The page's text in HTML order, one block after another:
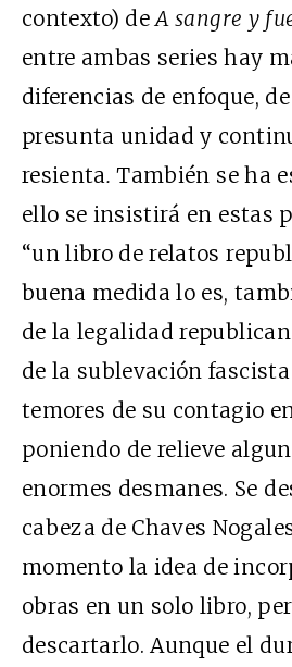
contexto) deA sangre y
entre ambas series hay
diferencias de enfoque,
presunta unidad y
resienta.También se ha
ello se insistirá en estas
“un libro de relatos
buena medida lo es,
de la legalidad
de la sublevación
temores de su contagio
poniendo de relieve
enormes desmanes. Se
cabeza de Chaves
momento la idea de
obras en un solo libro,
descartarlo. Aunque el